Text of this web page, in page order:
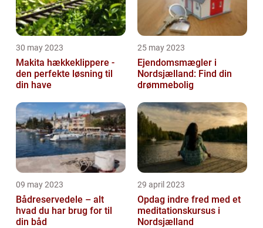
30 may 2023
Makita hækkeklippere -
den perfekte løsning til
din have
25 may 2023
Ejendomsmægler i
Nordsjælland: Find din
drømmebolig
09 may 2023
Bådreservedele – alt
hvad du har brug for til
din båd
29 april 2023
Opdag indre fred med et
meditationskursus i
Nordsjælland